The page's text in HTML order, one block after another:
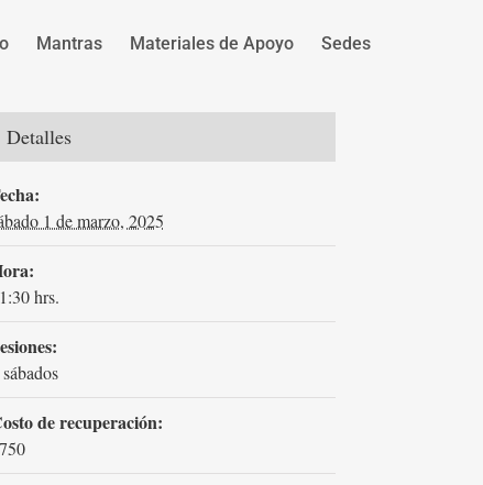
Mantras Materiales de Apoyo Sedes
Detalles
1 de marzo, 2025
hrs.
de recuperación: